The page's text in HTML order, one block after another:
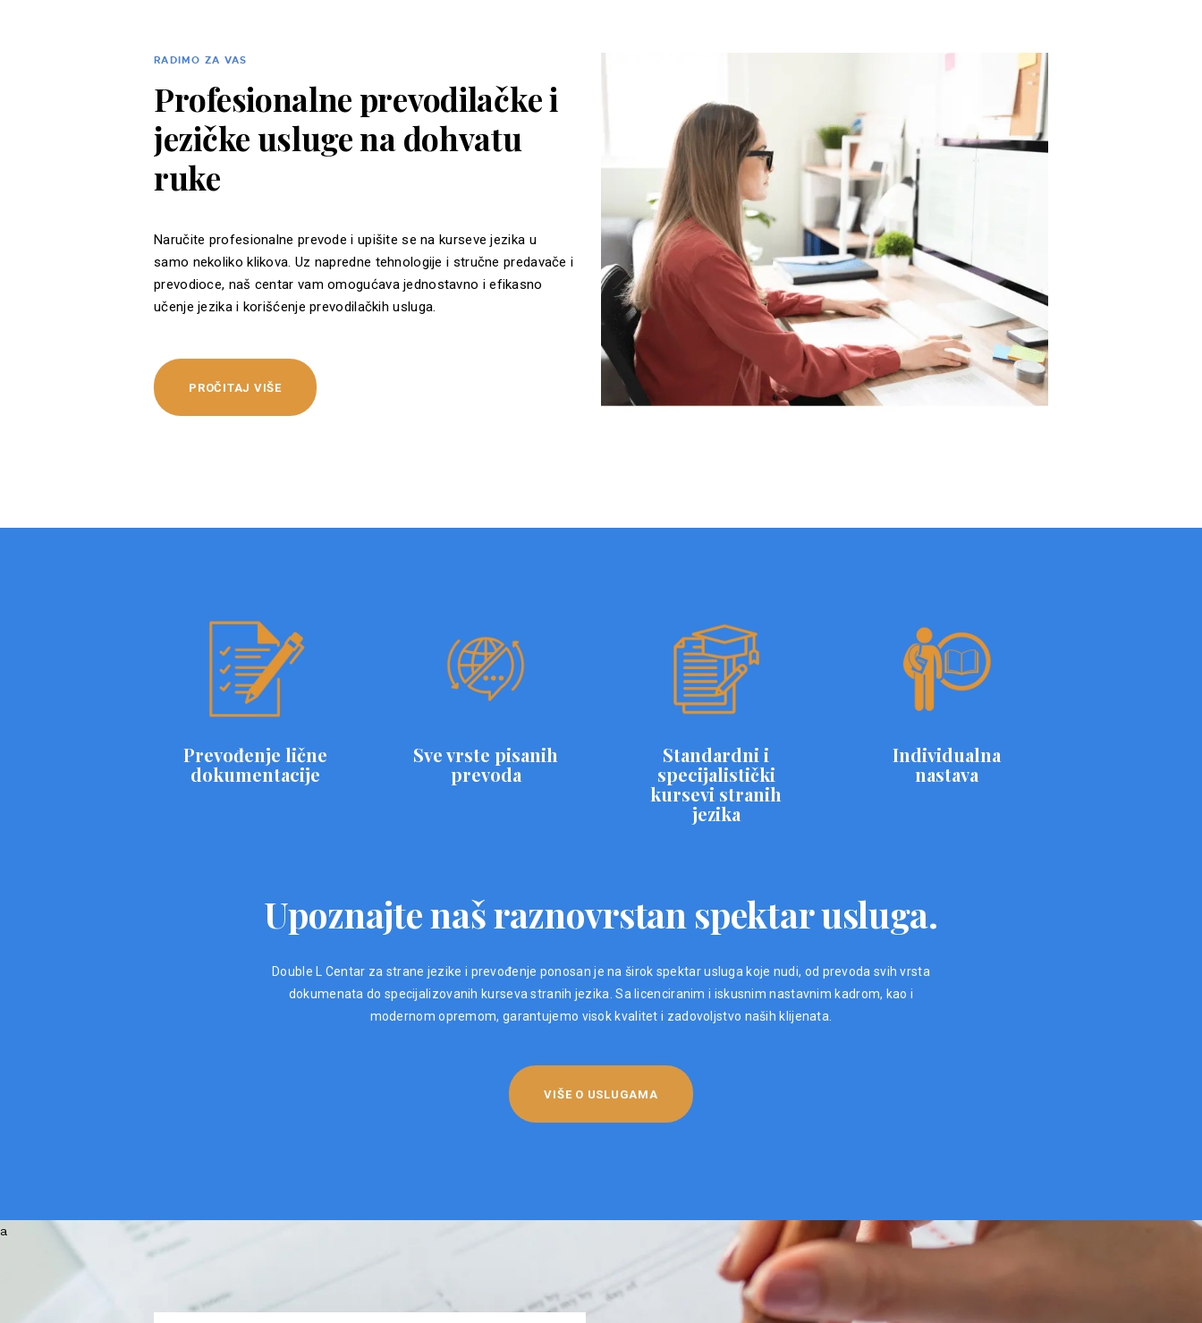
RADIMO ZA VAS
Profesionalne prevodilačke i
jezičke usluge na dohvatu
ruke
Naručite profesionalne prevode i upišite se na kurseve jezika u
samo nekoliko klikova. Uz napredne tehnologije i stručne predavače i
prevodioce, naš centar vam omogućava jednostavno i efikasno
učenje jezika i korišćenje prevodilačkih usluga.
PROČITAJ VIŠE
Prevođenje lične
dokumentacije
Sve vrste pisanih
prevoda
Standardni i
specijalistički
kursevi stranih
jezika
Individualna
nastava
Upoznajte naš raznovrstan spektar usluga.
Double L Centar za strane jezike i prevođenje ponosan je na širok spektar usluga koje nudi, od prevoda svih vrsta
dokumenata do specijalizovanih kurseva stranih jezika. Sa licenciranim i iskusnim nastavnim kadrom, kao i
modernom opremom, garantujemo visok kvalitet i zadovoljstvo naših klijenata.
VIŠE O USLUGAMA